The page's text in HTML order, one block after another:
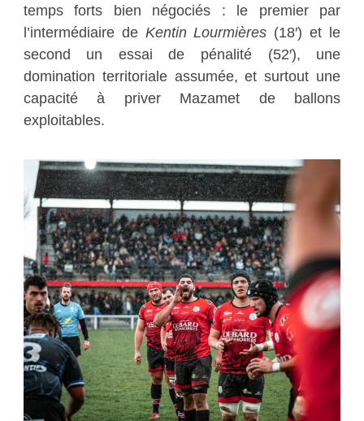
temps forts bien négociés : le premier par
l’intermédiaire deKentin Lourmières (18′) et le
second un essai de pénalité (52′), une
domination territoriale assumée, et surtout une
capacité à priver Mazamet de ballons
exploitables.